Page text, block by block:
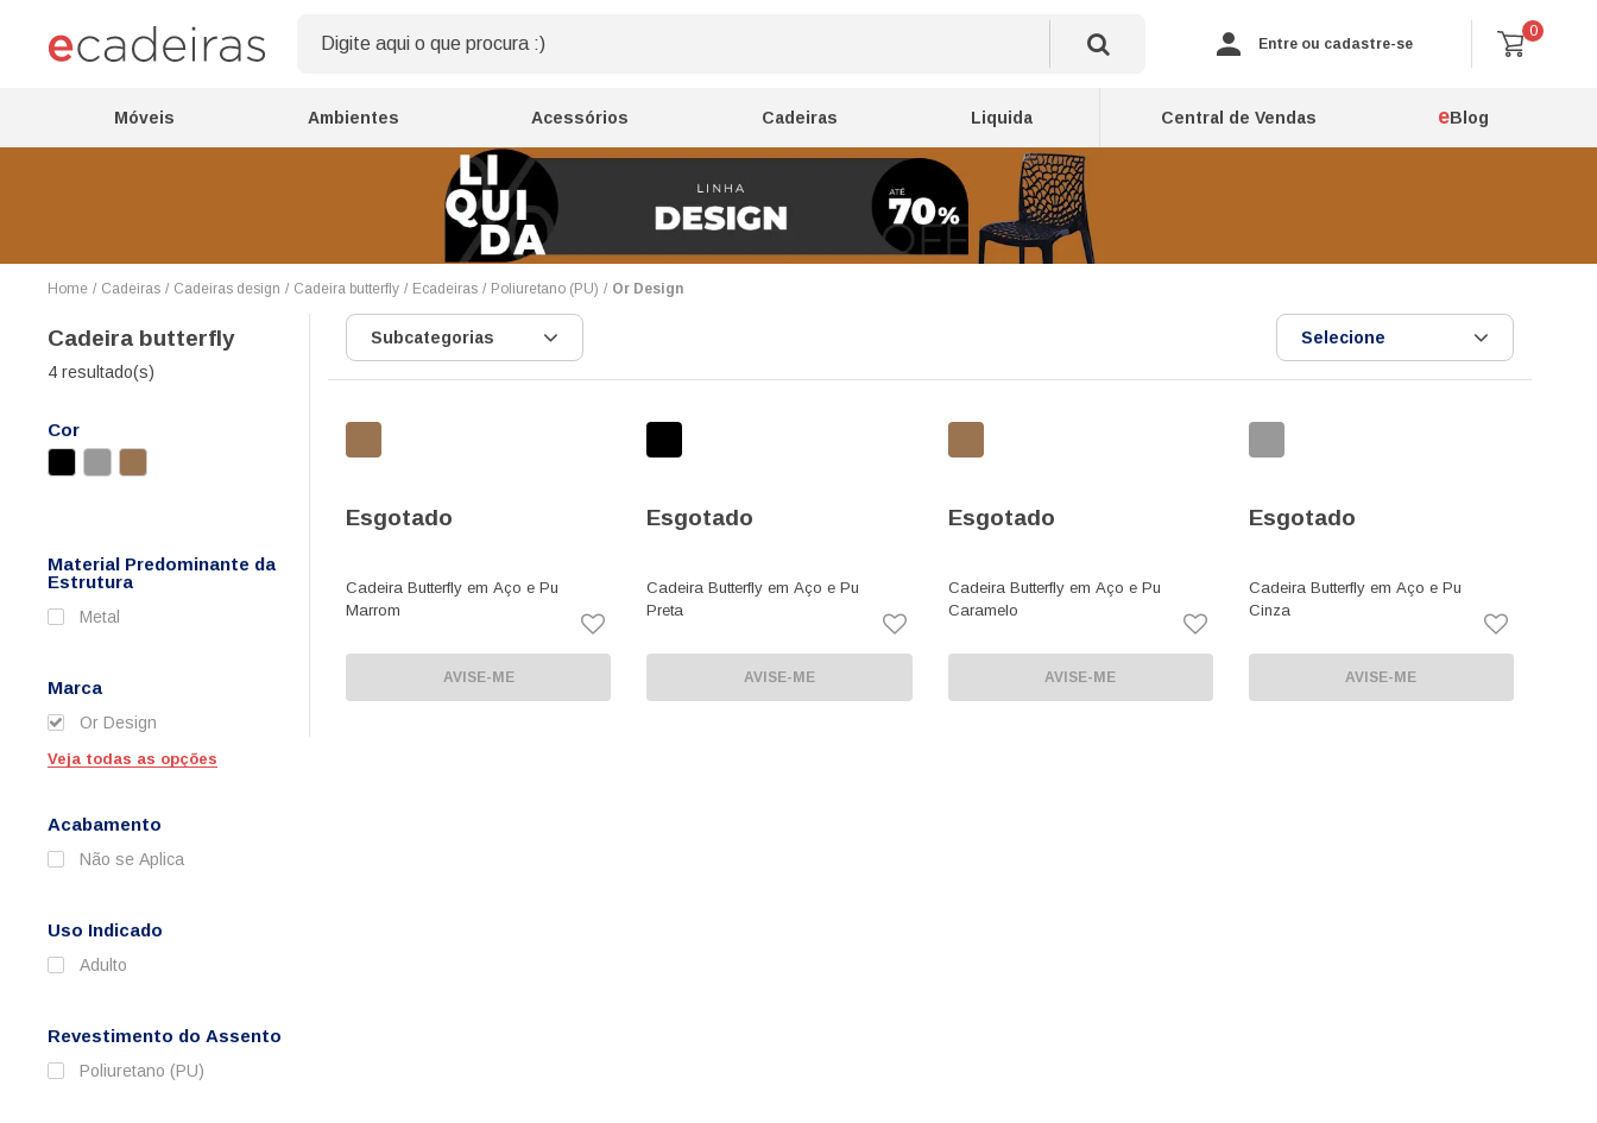
0
Entre ou cadastre-se
Móveis Ambientes Acessórios Cadeiras Liquida Central de Vendas eBlog
Cadeiras Cadeiras design Cadeira butterfly Ecadeiras Poliuretano (PU) Or Design
Cadeira butterfly
4 resultado(s)
Cor
Material Predominante da
Estrutura
Metal
Marca
Or Design
Veja todas as opções
Acabamento
Não se Aplica
Uso Indicado
Adulto
Revestimento do Assento
Poliuretano (PU)
Subcategorias Selecione
Esgotado
Cadeira Butterfly em Aço e Pu
Marrom
AVISE-ME
Esgotado
Cadeira Butterfly em Aço e Pu
Preta
AVISE-ME
Esgotado
Cadeira Butterfly em Aço e Pu
Caramelo
AVISE-ME
Esgotado
Cadeira Butterfly em Aço e Pu
Cinza
AVISE-ME